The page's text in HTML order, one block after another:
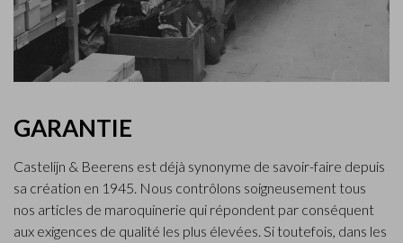
GARANTIE
Castelijn & Beerens est déjà synonyme de savoir-faire depuis
sa création en 1945. Nous contrôlons soigneusement tous
nos articles de maroquinerie qui répondent par conséquent
aux exigences de qualité les plus élevées. Si toutefois, dans les